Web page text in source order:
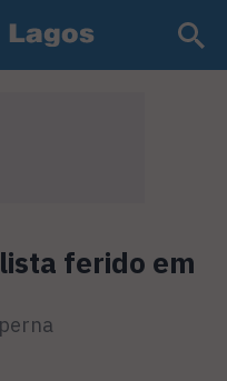
ferido em